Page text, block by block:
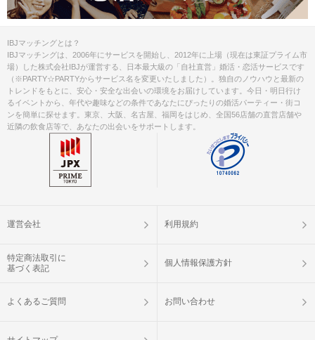
IBJマッチングとは？
IBJマッチングは、2006年にサービスを開始し、2012年に上場（現在は東証プライム市
場）した株式会社IBJが運営する、日本最大級の「自社直営」婚活・恋活サービスです
（※PARTY☆PARTYからサービス名を変更いたしました）。独自のノウハウと最新の
トレンドをもとに、安心・安全な出会いの環境をお届けしています。今日・明日行け
るイベントから、年代や趣味などの条件であなたにぴったりの婚活パーティー・街コ
ンを簡単に探せます。東京、大阪、名古屋、福岡をはじめ、全国56店舗の直営店舗や
近隣の飲食店等で、あなたの出会いをサポートします。
運営会社 利用規約
特定商法取引に
基づく表記
個人情報保護方針
よくあるご質問 お問い合わせ